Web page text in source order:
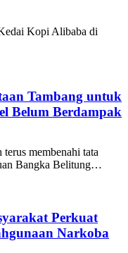
Kopi Alibaba di
Tambang untuk
Belum Berdampak
membenahi tata
Bangka Belitung…
Perkuat
Narkoba